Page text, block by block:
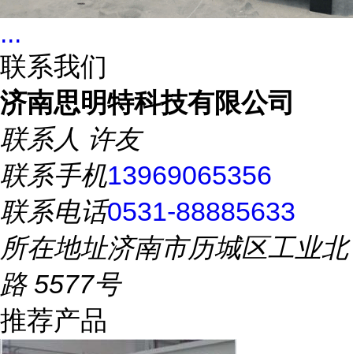
...
联系我们
济南思明特科技有限公司
联系人 许友
联系手机13969065356
联系电话0531-88885633
所在地址济南市历城区工业北
路 5577号
推荐产品